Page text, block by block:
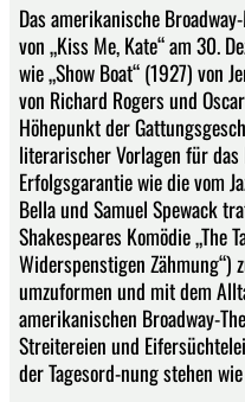
Das amerikanische
von „Kiss Me, Kate“ am 30.
wie „Show Boat“ (1927) von
von Richard Rogers und
Höhepunkt der
literarischer Vorlagen für
Erfolgsgarantie wie die vom
Bella und Samuel Spewack
Shakespeares Komödie „The
Widerspenstigen Zähmung“)
umzuformen und mit dem
amerikanischen Broadway-
Streitereien und
der Tagesord-nung stehen